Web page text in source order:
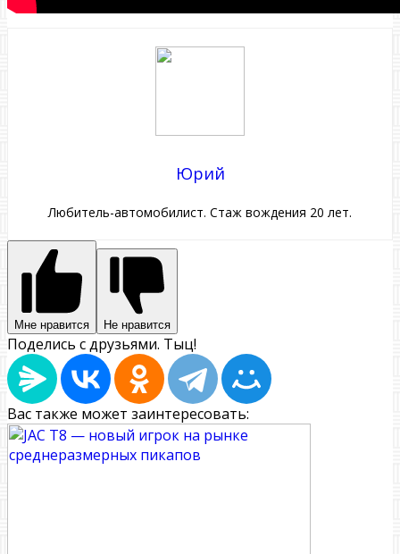
Юрий
Любитель-автомобилист. Стаж вождения 20 лет.
Мне нравится Не нравится
Поделись с друзьями. Тыц!
Вас также может заинтересовать: